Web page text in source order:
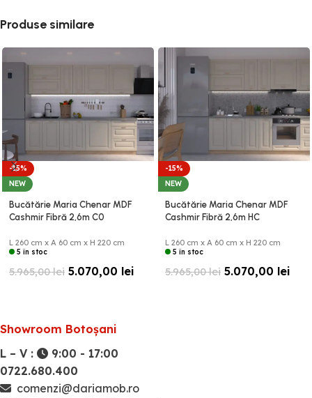
Produse similare
-15%
NEW
Bucătărie Maria Chenar MDF
Cashmir Fibră 2,6m C0
L 260 cm x A 60 cm x H 220 cm
5 în stoc
5.965,00lei 5.070,00 lei
-15%
NEW
Bucătărie Maria Chenar MDF
Cashmir Fibră 2,6m HC
L 260 cm x A 60 cm x H 220 cm
5 în stoc
5.965,00lei 5.070,00 lei
Showroom Botoșani
L – V :
9:00 - 17:00
0722.680.400
comenzi@dariamob.ro